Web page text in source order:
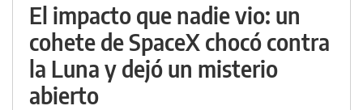
El impacto que nadie vio: un
cohete de SpaceX chocó contra
la Luna y dejó un misterio
abierto